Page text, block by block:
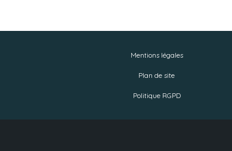
Mentions légales
Plan de site
Politique RGPD